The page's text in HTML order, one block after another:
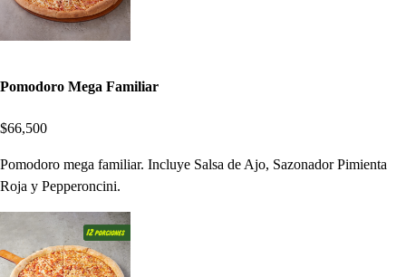
Pomodoro Mega Familiar
$66,500
Pomodoro mega familiar. Incluye Salsa de Ajo, Sazonador Pimienta
Roja y Pepperoncini.